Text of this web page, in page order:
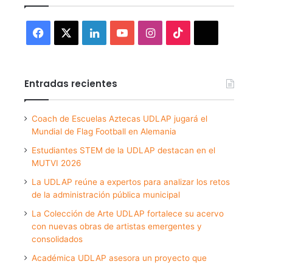
Facebook LinkedInYouTubeInstagram
Entradas recientes
Coach de Escuelas Aztecas UDLAP jugará el
Mundial de Flag Football en Alemania
Estudiantes STEM de la UDLAP destacan en el
MUTVI 2026
La UDLAP reúne a expertos para analizar los retos
de la administración pública municipal
La Colección de Arte UDLAP fortalece su acervo
con nuevas obras de artistas emergentes y
consolidados
Académica UDLAP asesora un proyecto que